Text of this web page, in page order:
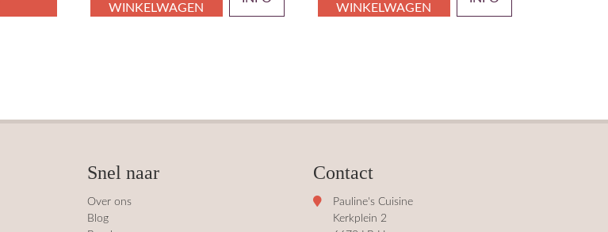
WINKELWAGEN
WINKELWAGEN
Snel naar
Over ons
Blog
Contact
Pauline's Cuisine
Kerkplein 2